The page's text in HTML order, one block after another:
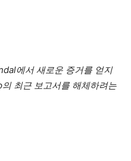
에서 새로운 증거를 얻지
최근 보고서를 해체하려는